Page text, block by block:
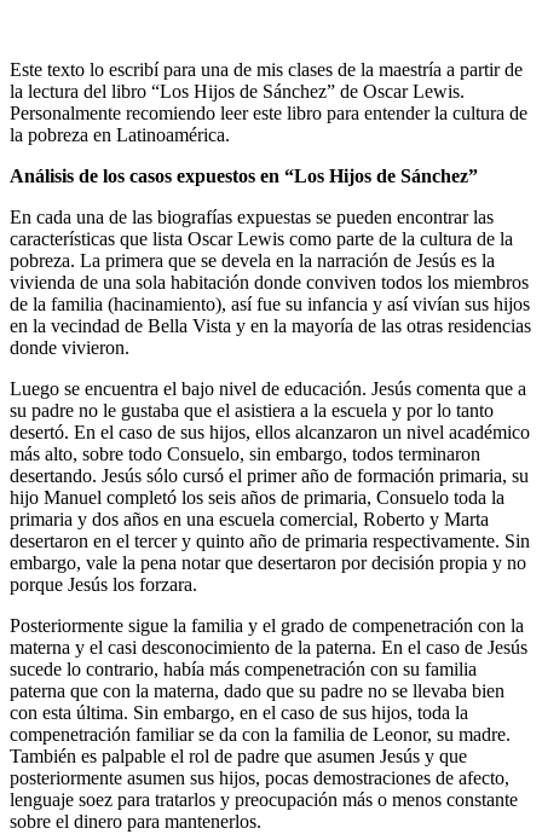
Este texto lo escribí para una de mis clases de la maestría a partir de
la lectura del libro “Los Hijos de Sánchez” de Oscar Lewis.
Personalmente recomiendo leer este libro para entender la cultura de
la pobreza en Latinoamérica.
Análisis de los casos expuestos en “Los Hijos de Sánchez”
En cada una de las biografías expuestas se pueden encontrar las
características que lista Oscar Lewis como parte de la cultura de la
pobreza. La primera que se devela en la narración de Jesús es la
vivienda de una sola habitación donde conviven todos los miembros
de la familia (hacinamiento), así fue su infancia y así vivían sus hijos
en la vecindad de Bella Vista y en la mayoría de las otras residencias
donde vivieron.
Luego se encuentra el bajo nivel de educación. Jesús comenta que a
su padre no le gustaba que el asistiera a la escuela y por lo tanto
desertó. En el caso de sus hijos, ellos alcanzaron un nivel académico
más alto, sobre todo Consuelo, sin embargo, todos terminaron
desertando. Jesús sólo cursó el primer año de formación primaria, su
hijo Manuel completó los seis años de primaria, Consuelo toda la
primaria y dos años en una escuela comercial, Roberto y Marta
desertaron en el tercer y quinto año de primaria respectivamente. Sin
embargo, vale la pena notar que desertaron por decisión propia y no
porque Jesús los forzara.
Posteriormente sigue la familia y el grado de compenetración con la
materna y el casi desconocimiento de la paterna. En el caso de Jesús
sucede lo contrario, había más compenetración con su familia
paterna que con la materna, dado que su padre no se llevaba bien
con esta última. Sin embargo, en el caso de sus hijos, toda la
compenetración familiar se da con la familia de Leonor, su madre.
También es palpable el rol de padre que asumen Jesús y que
posteriormente asumen sus hijos, pocas demostraciones de afecto,
lenguaje soez para tratarlos y preocupación más o menos constante
sobre el dinero para mantenerlos.